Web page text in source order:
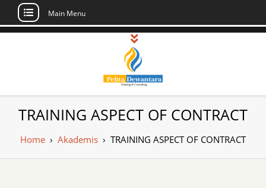
Skip
Main Menu
Pusat Pelatihan
dan Sertifikasi –
Daftar Training
Sertifikasi di Indonesia
TRAINING ASPECT OF CONTRACT
Home › Akademis › TRAINING ASPECT OF CONTRACT